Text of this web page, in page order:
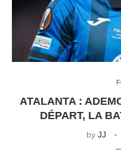
ATALANTA :
DÉPART, LA
by JJ